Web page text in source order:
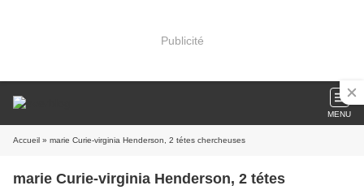
Publicité
MENU
Accueil » marie Curie-virginia Henderson, 2 tétes chercheuses
marie Curie-virginia Henderson, 2 tétes